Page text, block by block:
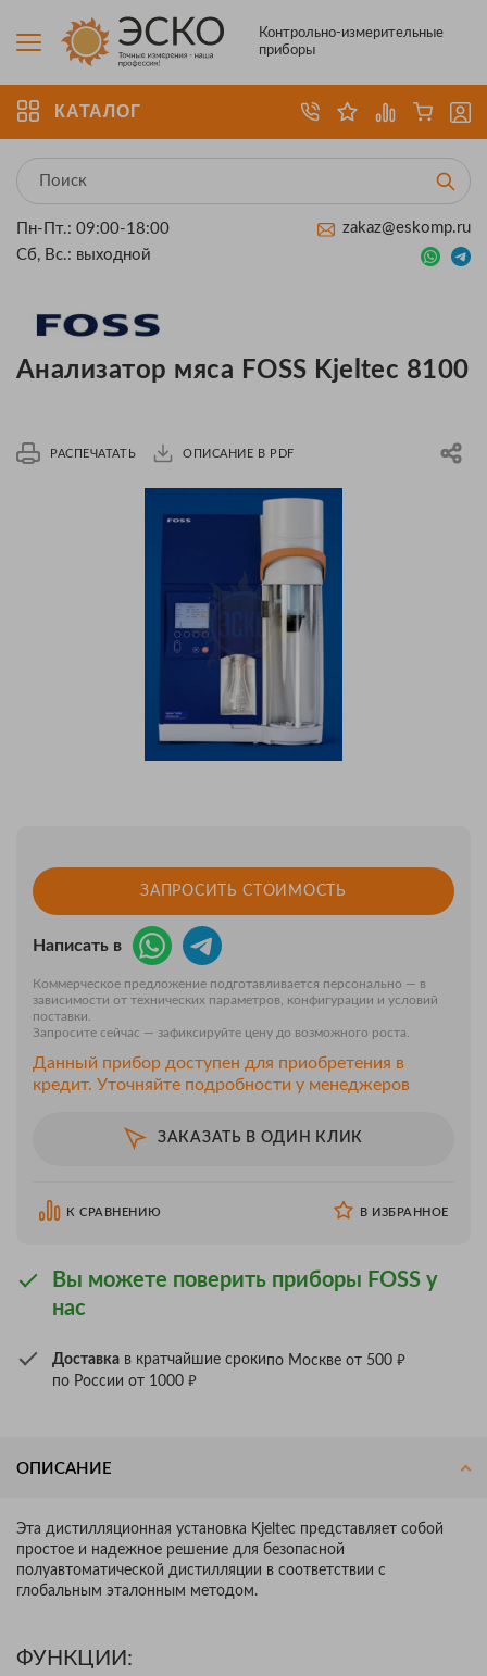
Контрольно-измерительные
приборы
КАТАЛОГ
Пн-Пт.: 09:00-18:00
Сб, Вс.: выходной
zakaz@eskomp.ru
Анализатор мяса FOSS Kjeltec 8100
РАСПЕЧАТАТЬ ОПИСАНИЕ В PDF
ЗАПРОСИТЬ СТОИМОСТЬ
Написать в
Коммерческое предложение подготавливается персонально — в
зависимости от технических параметров, конфигурации и условий
поставки.
Запросите сейчас — зафиксируйте цену до возможного роста.
Данный прибор доступен для приобретения в
кредит. Уточняйте подробности у менеджеров
ЗАКАЗАТЬ В ОДИН КЛИК
К СРАВНЕНИЮ В ИЗБРАННОЕ
Вы можете поверить приборы FOSS у
нас
Доставка в кратчайшие срокипо Москве от 500 ₽
по России от 1000 ₽
ОПИСАНИЕ
Эта дистилляционная установка Kjeltec представляет собой
простое и надежное решение для безопасной
полуавтоматической дистилляции в соответствии с
глобальным эталонным методом.
ФУНКЦИИ: